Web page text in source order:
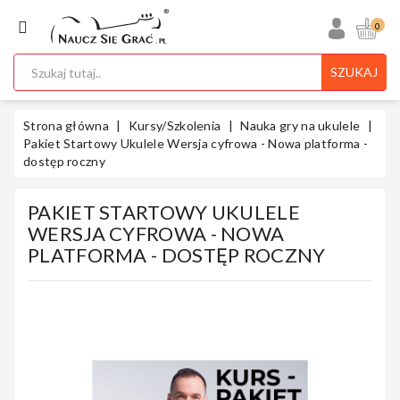
KATEGORIA
Ukulele
0
SZUKAJ
Strona główna Kursy/Szkolenia
Nauka gry na ukulele
Pakiet Startowy Ukulele Wersja cyfrowa - Nowa platforma -
dostęp roczny
PAKIET STARTOWY UKULELE
WERSJA CYFROWA - NOWA
PLATFORMA - DOSTĘP ROCZNY